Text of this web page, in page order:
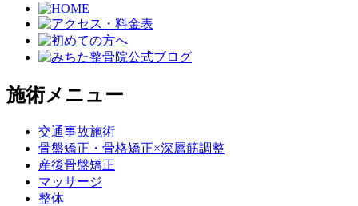
施術メニュー
交通事故施術
骨盤矯正・骨格矯正×深層筋調整
産後骨盤矯正
マッサージ
整体